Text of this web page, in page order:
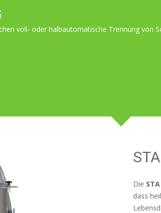
voll- oder halbautomatische Trennung von
Die
dass